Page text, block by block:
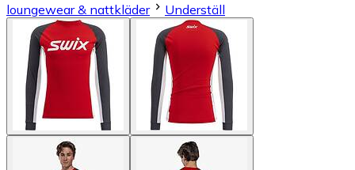
loungewear & nattkläder
Underställ